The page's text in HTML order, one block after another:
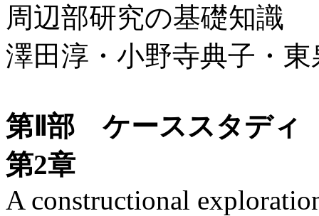
周辺部研究の基礎知識
澤田淳・小野寺典子・東
第Ⅱ部 ケーススタディ
第2章
A constructional